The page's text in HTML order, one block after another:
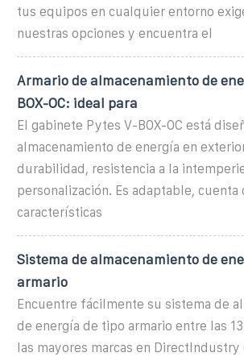
tus equipos en cualquier entorno
nuestras opciones y encuentra el
Armario de almacenamiento de
BOX-OC: ideal para
El gabinete Pytes V-BOX-OC está
almacenamiento de energía en
durabilidad, resistencia a la
personalización. Es adaptable, cuenta
características
Sistema de almacenamiento de
armario
Encuentre fácilmente su sistema de
de energía de tipo armario entre las
las mayores marcas en DirectIndustry